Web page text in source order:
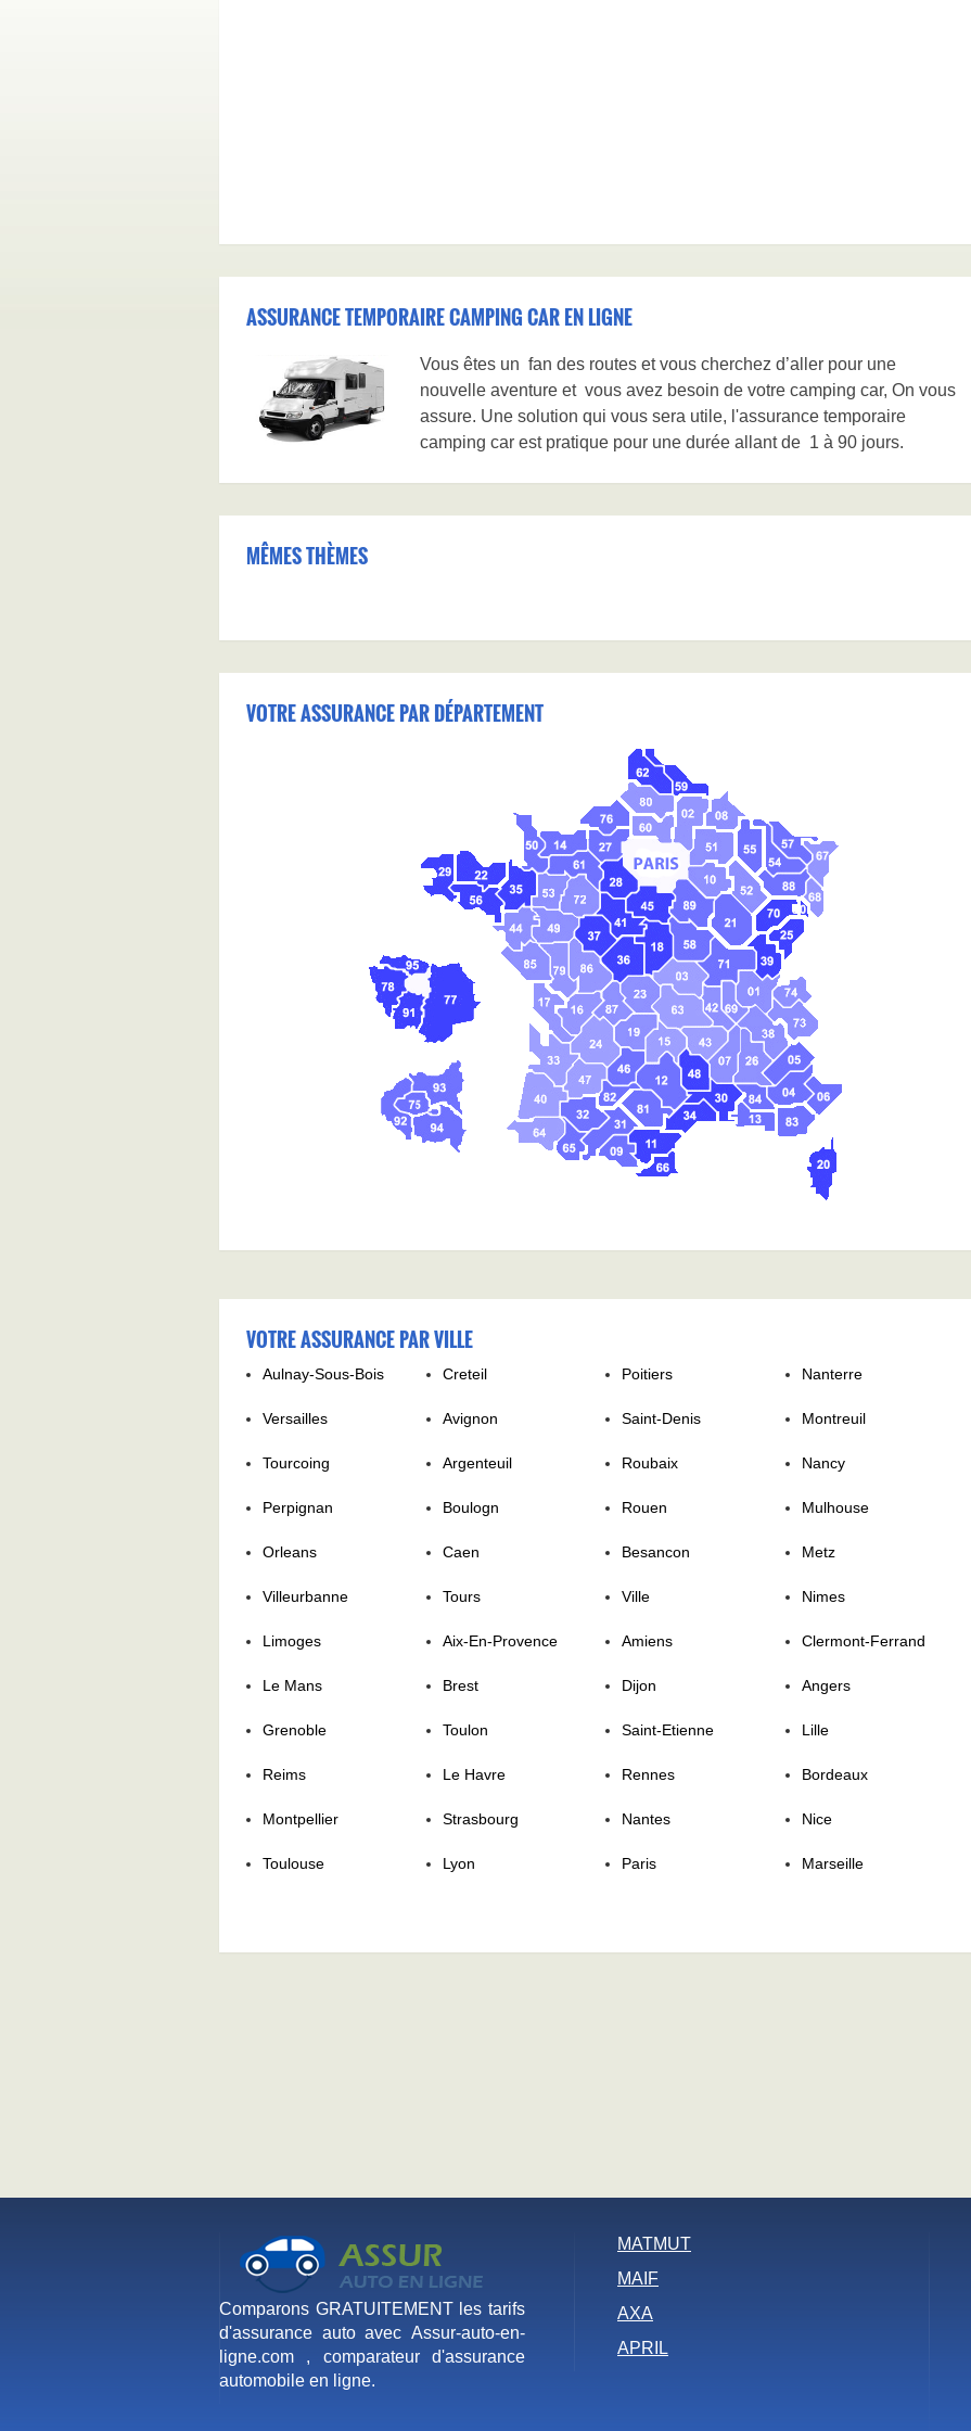
ASSURANCE TEMPORAIRE CAMPING CAR EN LIGNE
Vous êtes un fan des routes et vous cherchez d’aller pour une
nouvelle aventure et vous avez besoin de votre camping car, On vous
assure. Une solution qui vous sera utile, l'assurance temporaire
camping car est pratique pour une durée allant de 1 à 90 jours.
MÊMES THÈMES
VOTRE ASSURANCE PAR DÉPARTEMENT
VOTRE ASSURANCE PAR VILLE
Aulnay-Sous-Bois Creteil Poitiers Nanterre
Versailles Avignon Saint-Denis Montreuil
Tourcoing Argenteuil Roubaix Nancy
Perpignan Boulogn Rouen Mulhouse
Orleans Caen Besancon Metz
Villeurbanne Tours Ville Nimes
Limoges Aix-En-Provence Amiens Clermont-Ferrand
Le Mans Brest Dijon Angers
Grenoble Toulon Saint-Etienne Lille
Reims Le Havre Rennes Bordeaux
Montpellier Strasbourg Nantes Nice
Toulouse Lyon Paris Marseille
Comparons GRATUITEMENT les tarifs
d'assurance auto avec Assur-auto-en-
ligne.com , comparateur d'assurance
automobile en ligne.
MATMUT
MAIF
AXA
APRIL